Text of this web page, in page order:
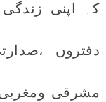
کہ اپنی
دفتروں
مشرقی